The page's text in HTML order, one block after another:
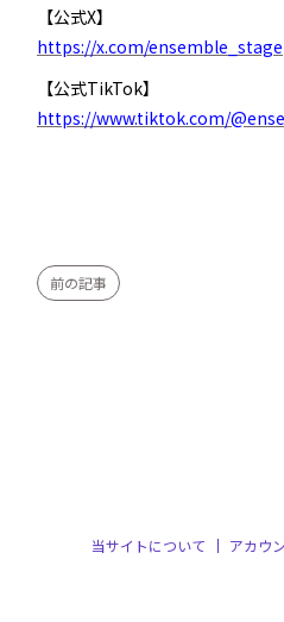
【公式X】
https://x.com/ensemble_stage
【公式TikTok】
https://www.tiktok.com/
前の記事
当サイトについて アカウ